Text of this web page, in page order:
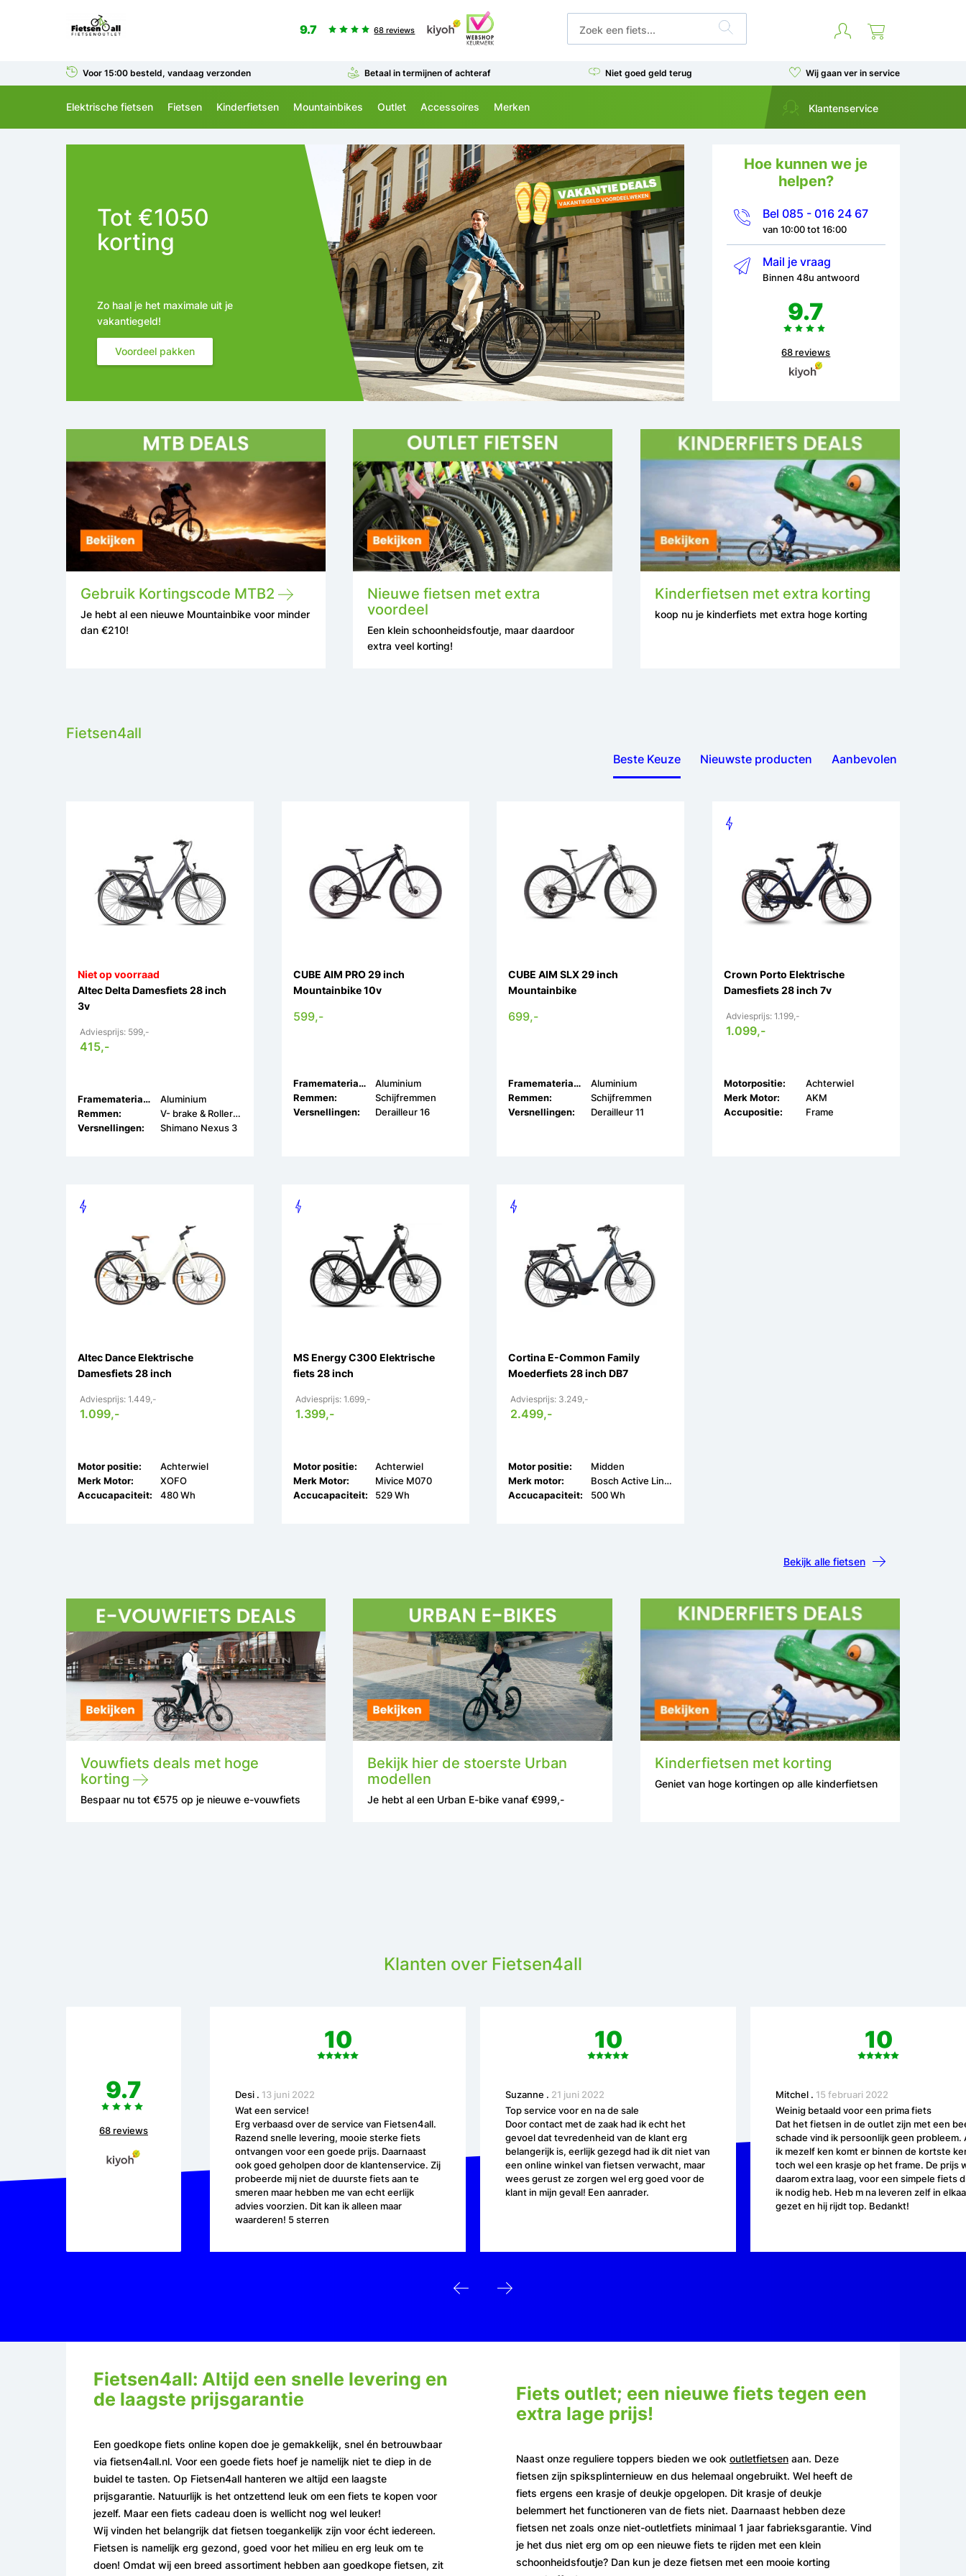
9.7 68 reviews
Voor 15:00 besteld, vandaag verzonden Betaal in termijnen of achteraf Niet goed geld terug Wij gaan ver in service
Elektrische fietsen Fietsen Kinderfietsen Mountainbikes Outlet Accessoires Merken Klantenservice
Tot €1050
korting
Zo haal je het maximale uit je
vakantiegeld!
Voordeel pakken
Hoe kunnen we je
helpen?
Bel 085 - 016 24 67
van 10:00 tot 16:00
Mail je vraag
Binnen 48u antwoord
9.7
68 reviews
Gebruik Kortingscode MTB2
Je hebt al een nieuwe Mountainbike voor minder
dan €210!
Nieuwe fietsen met extra
voordeel
Een klein schoonheidsfoutje, maar daardoor
extra veel korting!
Kinderfietsen met extra korting
koop nu je kinderfiets met extra hoge korting
Fietsen4all
Beste Keuze Nieuwste producten Aanbevolen
Niet op voorraad
Altec Delta Damesfiets 28 inch
3v
Adviesprijs: 599,-
415,-
Framemateriaal:
Aluminium
Remmen:
V- brake & Rollerbrakes
Versnellingen:
Shimano Nexus 3
CUBE AIM PRO 29 inch
Mountainbike 10v
599,-
Framemateriaal:
Aluminium
Remmen:
Schijfremmen
Versnellingen:
Derailleur 16
CUBE AIM SLX 29 inch
Mountainbike
699,-
Framemateriaal:
Aluminium
Remmen:
Schijfremmen
Versnellingen:
Derailleur 11
Crown Porto Elektrische
Damesfiets 28 inch 7v
Adviesprijs: 1.199,-
1.099,-
Motorpositie:
Achterwiel
Merk Motor:
AKM
Accupositie:
Frame
Altec Dance Elektrische
Damesfiets 28 inch
Adviesprijs: 1.449,-
1.099,-
Motor positie:
Achterwiel
Merk Motor:
XOFO
Accucapaciteit:
480 Wh
MS Energy C300 Elektrische
fiets 28 inch
Adviesprijs: 1.699,-
1.399,-
Motor positie:
Achterwiel
Merk Motor:
Mivice M070
Accucapaciteit:
529 Wh
Cortina E-Common Family
Moederfiets 28 inch DB7
Adviesprijs: 3.249,-
2.499,-
Motor positie:
Midden
Merk motor:
Bosch Active Line Plus
Accucapaciteit:
500 Wh
Bekijk alle fietsen
Vouwfiets deals met hoge
korting
Bespaar nu tot €575 op je nieuwe e-vouwfiets
Bekijk hier de stoerste Urban
modellen
Je hebt al een Urban E-bike vanaf €999,-
Kinderfietsen met korting
Geniet van hoge kortingen op alle kinderfietsen
Klanten over Fietsen4all
9.7
68 reviews
10
Desi . 13 juni 2022
Wat een service!
Erg verbaasd over de service van Fietsen4all.
Razend snelle levering, mooie sterke fiets
ontvangen voor een goede prijs. Daarnaast
ook goed geholpen door de klantenservice. Zij
probeerde mij niet de duurste fiets aan te
smeren maar hebben me van echt eerlijk
advies voorzien. Dit kan ik alleen maar
waarderen! 5 sterren
10
Suzanne . 21 juni 2022
Top service voor en na de sale
Door contact met de zaak had ik echt het
gevoel dat tevredenheid van de klant erg
belangerijk is, eerlijk gezegd had ik dit niet van
een online winkel van fietsen verwacht, maar
wees gerust ze zorgen wel erg goed voor de
klant in mijn geval! Een aanrader.
10
Mitchel . 15 februari 2022
Weinig betaald voor een prima fiets
Dat het fietsen in de outlet zijn met een
schade vind ik persoonlijk geen probleem.
ik mezelf ken komt er binnen de kortste
toch wel een krasje op het frame. De prijs
daarom extra laag, voor een simpele fiets
ik nodig heb. Heb m na leveren zelf in
gezet en hij rijdt top. Bedankt!
Fietsen4all: Altijd een snelle levering en
de laagste prijsgarantie
Een goedkope fiets online kopen doe je gemakkelijk, snel én betrouwbaar
via fietsen4all.nl. Voor een goede fiets hoef je namelijk niet te diep in de
buidel te tasten. Op Fietsen4all hanteren we altijd een laagste
prijsgarantie. Natuurlijk is het ontzettend leuk om een fiets te kopen voor
jezelf. Maar een fiets cadeau doen is wellicht nog wel leuker!
Wij vinden het belangrijk dat fietsen toegankelijk zijn voor écht iedereen.
Fietsen is namelijk erg gezond, goed voor het milieu en erg leuk om te
doen! Omdat wij een breed assortiment hebben aan goedkope fietsen, zit
Fiets outlet; een nieuwe fiets tegen een
extra lage prijs!
Naast onze reguliere toppers bieden we ook outletfietsenaan. Deze
fietsen zijn spiksplinternieuw en dus helemaal ongebruikt. Wel heeft de
fiets ergens een krasje of deukje opgelopen. Dit krasje of deukje
belemmert het functioneren van de fiets niet. Daarnaast hebben deze
fietsen net zoals onze niet-outletfiets minimaal 1 jaar fabrieksgarantie. Vind
je het dus niet erg om op een nieuwe fiets te rijden met een klein
schoonheidsfoutje? Dan kun je deze fietsen met een mooie korting